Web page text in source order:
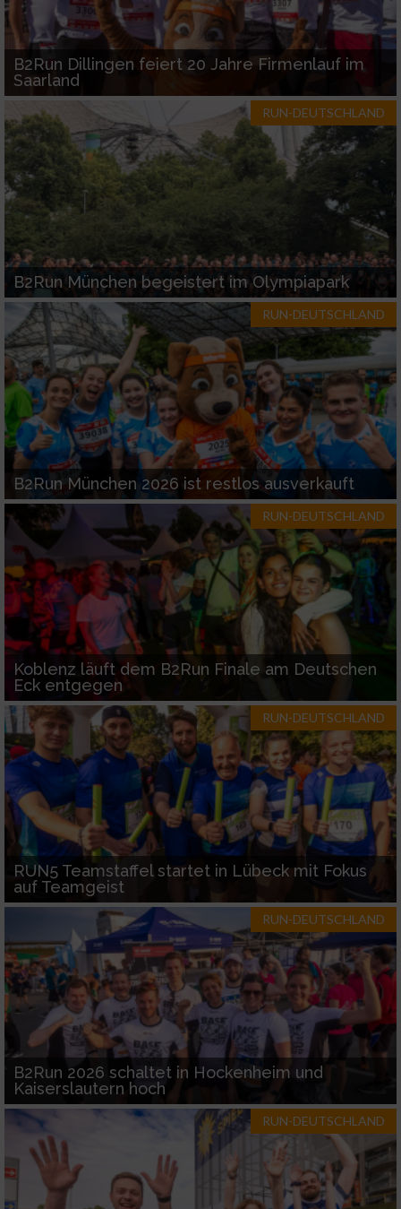
B2Run Dillingen feiert 20 Jahre Firmenlauf im
Saarland
RUN-DEUTSCHLAND
B2Run München begeistert im Olympiapark
RUN-DEUTSCHLAND
B2Run München 2026 ist restlos ausverkauft
RUN-DEUTSCHLAND
Koblenz läuft dem B2Run Finale am Deutschen
Eck entgegen
RUN-DEUTSCHLAND
RUN5 Teamstaffel startet in Lübeck mit Fokus
auf Teamgeist
RUN-DEUTSCHLAND
B2Run 2026 schaltet in Hockenheim und
Kaiserslautern hoch
RUN-DEUTSCHLAND
Geräte anhand von aktiv angeforderten
Informationen identifizieren
Nicht-IAB-Verarbeitungszwecke:
Notwendig
Performance
Funktional
Werbung